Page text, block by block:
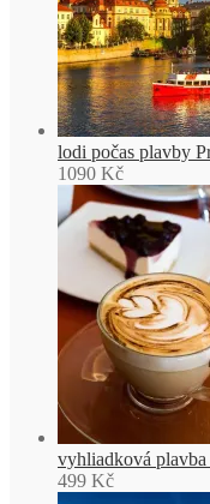
lodi počas plavby
1090 Kč
vyhliadková
499 Kč